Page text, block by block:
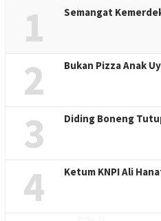
1 Semangat
2 Bukan Pizza Anak
3 Diding Boneng
4 Ketum KNPI Ali